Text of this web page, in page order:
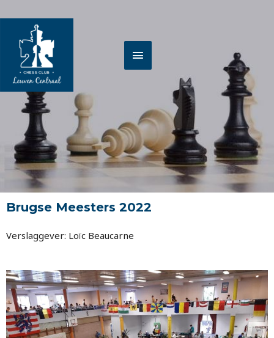
naar
inhoud
Brugse Meesters 2022
Verslaggever: Loïc Beaucarne